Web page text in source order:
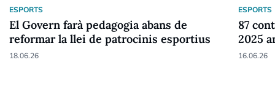
ESPORTS
El Govern farà pedagogia abans de
reformar la llei de patrocinis esportius
18.06.26
ESPORTS
87
2025
16.06.26